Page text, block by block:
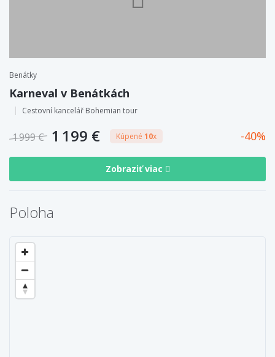
Benátky
Karneval v Benátkách
Cestovní kancelář Bohemian tour
1 999 € 1 199 € Kúpené 10x 40
Zobraziť viac
Poloha